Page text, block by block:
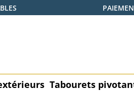
Tabourets